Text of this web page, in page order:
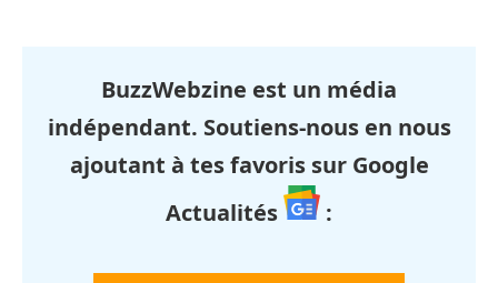
BuzzWebzine est un média
indépendant. Soutiens-nous en nous
ajoutant à tes favoris sur Google
Actualités
: